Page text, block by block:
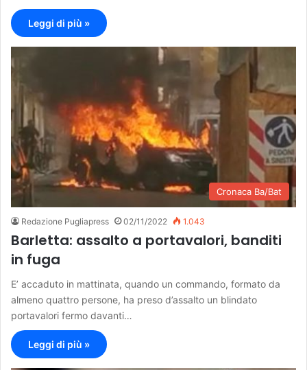
Leggi di più »
Cronaca Ba/Bat
Redazione Pugliapress 02/11/2022 1.043
Barletta: assalto a portavalori, banditi
in fuga
E’ accaduto in mattinata, quando un commando, formato da
almeno quattro persone, ha preso d’assalto un blindato
portavalori fermo davanti…
Leggi di più »